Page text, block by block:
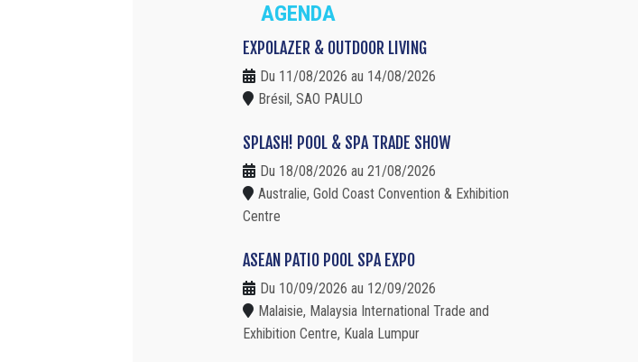
AGENDA
EXPOLAZER & OUTDOOR LIVING
Du 11/08/2026 au 14/08/2026
Brésil, SAO PAULO
SPLASH! POOL & SPA TRADE SHOW
Du 18/08/2026 au 21/08/2026
Australie, Gold Coast Convention & Exhibition
Centre
ASEAN PATIO POOL SPA EXPO
Du 10/09/2026 au 12/09/2026
Malaisie, Malaysia International Trade and
Exhibition Centre, Kuala Lumpur